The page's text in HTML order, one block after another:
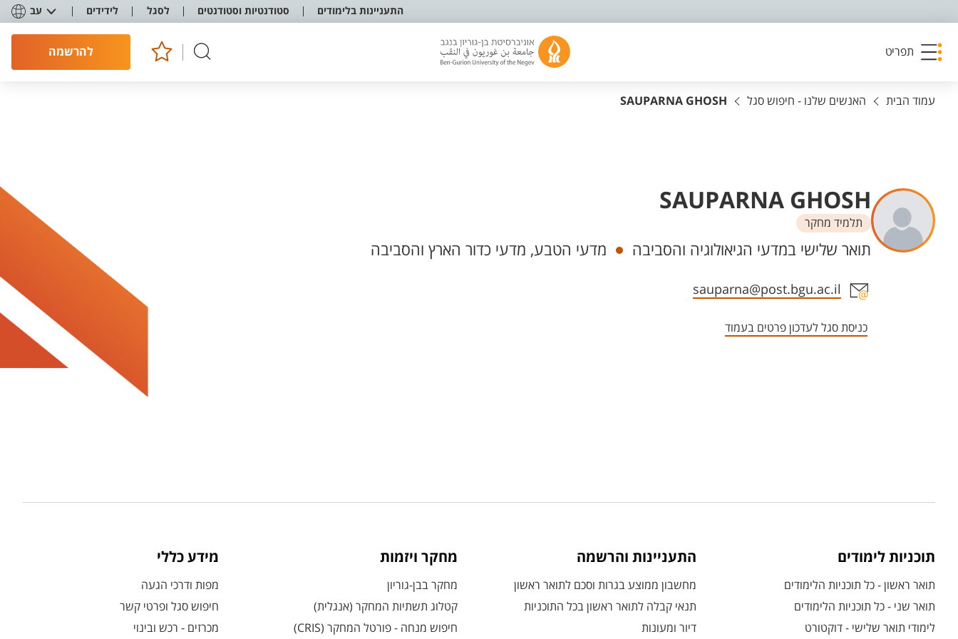
התעניינות בלימודים סטודנטיות וסטודנטים לסגל לידידים עב
תפריט להרשמה
עמוד הבית האנשים שלנו - חיפוש סגל SAUPARNA GHOSH
SAUPARNA GHOSH
תלמיד מחקר
יחידות
תואר שלישי במדעי הגיאולוגיה והסביבה מדעי הטבע, מדעי כדור הארץ והסביבה
אזור צור קשר עם איש הסגל
sauparna@post.bgu.ac.il
כניסת סגל לעדכון פרטים בעמוד
תוכניות לימודים
תואר ראשון - כל תוכניות הלימודים
תואר שני - כל תוכניות הלימודים
לימודי תואר שלישי - דוקטורט
התעניינות והרשמה
מחשבון ממוצע בגרות וסכם לתואר ראשון
תנאי קבלה לתואר ראשון בכל התוכניות
דיור ומעונות
מחקר ויזמות
מחקר בבן-גוריון
קטלוג תשתיות המחקר (אנגלית)
חיפוש מנחה - פורטל המחקר (CRIS)
מידע כללי
מפות ודרכי הגעה
חיפוש סגל ופרטי קשר
מכרזים - רכש ובינוי